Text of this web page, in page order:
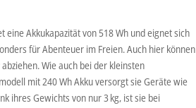
Akkukapazität von 518 Wh und eignet sich
für Abenteuer im Freien. Auch hier können
Wie auch bei der kleinsten
mit 240 Wh Akku versorgt sie Geräte wie
ihres Gewichts von nur 3 kg, ist sie bei